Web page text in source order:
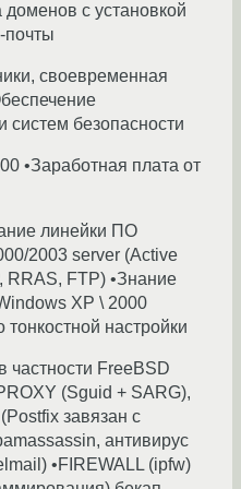
доменов с установкой
почты
своевременная
систем безопасности
•Заработная плата от
линейки ПО
2003 server (Active
RRAS, FTP) •Знание
XP \ 2000
настройки
частности FreeBSD
(Sguid + SARG),
завязан с
антивирус
•FIREWALL (ipfw)